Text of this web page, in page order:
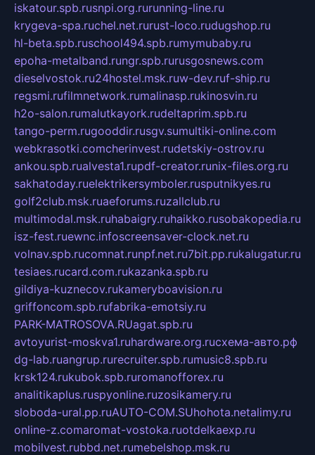
iskatour.spb.rusnpi.org.rurunning-line.ru
krygeva-spa.ruchel.net.rurust-loco.rudugshop.ru
hl-beta.spb.ruschool494.spb.rumymubaby.ru
epoha-metalband.rungr.spb.rurusgosnews.com
dieselvostok.ru24hostel.msk.ruw-dev.ruf-ship.ru
regsmi.rufilmnetwork.rumalinasp.rukinosvin.ru
h2o-salon.rumalutkayork.rudeltaprim.spb.ru
tango-perm.rugooddir.rusgv.sumultiki-online.com
webkrasotki.comcherinvest.rudetskiy-ostrov.ru
ankou.spb.rualvesta1.rupdf-creator.runix-files.org.ru
sakhatoday.ruelektrikersymboler.rusputnikyes.ru
golf2club.msk.ruaeforums.ruzallclub.ru
multimodal.msk.ruhabaigry.ruhaikko.rusobakopedia.ru
isz-fest.ruewnc.infoscreensaver-clock.net.ru
volnav.spb.rucomnat.runpf.net.ru7bit.pp.rukalugatur.ru
tesiaes.rucard.com.rukazanka.spb.ru
gildiya-kuznecov.rukameryboavision.ru
griffoncom.spb.rufabrika-emotsiy.ru
PARK-MATROSOVA.RUagat.spb.ru
avtoyurist-moskva1.ruhardware.org.ruсхема-авто.рф
dg-lab.ruangrup.rurecruiter.spb.rumusic8.spb.ru
krsk124.rukubok.spb.ruromanofforex.ru
analitikaplus.ruspyonline.ruzosikamery.ru
sloboda-ural.pp.ruAUTO-COM.SUhohota.netalimy.ru
online-z.comaromat-vostoka.ruotdelkaexp.ru
mobilvest.rubbd.net.rumebelshop.msk.ru